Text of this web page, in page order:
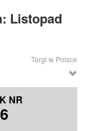
Listopad
Targi w Polsce
Targi Innowacyjnych
NR